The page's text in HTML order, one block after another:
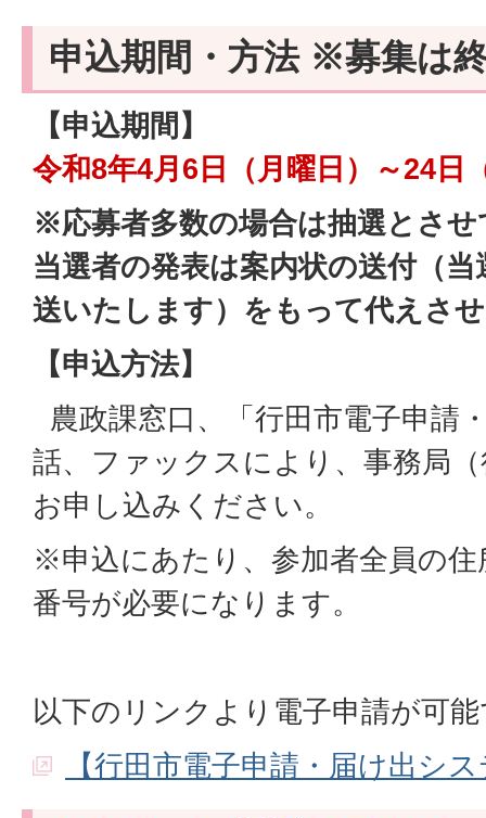
申込期間・方法 ※募集は
【申込期間】
令和8年4月6日（月曜日）～24日
※応募者多数の場合は抽選とさ
当選者の発表は案内状の送付（
送いたします）をもって代えさ
【申込方法】
農政課窓口、「行田市電子申請
話、ファックスにより、事務局
お申し込みください。
※申込にあたり、参加者全員の住
番号が必要になります。
以下のリンクより電子申請が可
【行田市電子申請・届け出シ